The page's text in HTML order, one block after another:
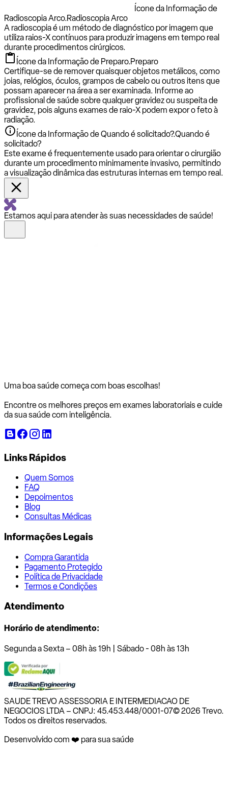
Ícone da Informação de
Radioscopia Arco.Radioscopia Arco
A radioscopia é um método de diagnóstico por imagem que
utiliza raios-X contínuos para produzir imagens em tempo real
durante procedimentos cirúrgicos.
Ícone da Informação de Preparo.Preparo
Certifique-se de remover quaisquer objetos metálicos, como
joias, relógios, óculos, grampos de cabelo ou outros itens que
possam aparecer na área a ser examinada. Informe ao
profissional de saúde sobre qualquer gravidez ou suspeita de
gravidez, pois alguns exames de raio-X podem expor o feto à
radiação.
Ícone da Informação de Quando é solicitado?.Quando é
solicitado?
Este exame é frequentemente usado para orientar o cirurgião
durante um procedimento minimamente invasivo, permitindo
a visualização dinâmica das estruturas internas em tempo real.
Estamos aqui para atender às suas necessidades de saúde!
Uma boa saúde começa com boas escolhas!
Encontre os melhores preços em exames laboratoriais e cuide
da sua saúde com inteligência.
Links Rápidos
Quem Somos
FAQ
Depoimentos
Blog
Consultas Médicas
Informações Legais
Compra Garantida
Pagamento Protegido
Política de Privacidade
Termos e Condições
Atendimento
Horário de atendimento:
Segunda a Sexta – 08h às 19h | Sábado - 08h às 13h
SAUDE TREVO ASSESSORIA E INTERMEDIACAO DE
NEGOCIOS LTDA – CNPJ: 45.453.448/0001-07© 2026 Trevo.
Todos os direitos reservados.
Desenvolvido com ❤️ para sua saúde